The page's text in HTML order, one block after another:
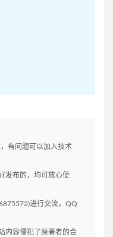
有问题可以加入技术
发布的，均可放心使
进行交流，QQ
内容侵犯了原著者的合